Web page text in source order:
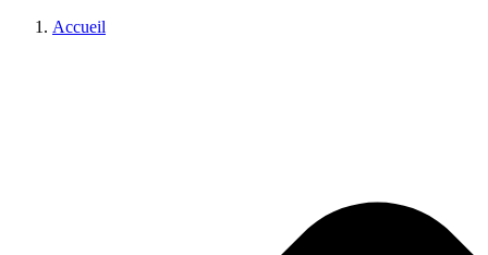
Accueil